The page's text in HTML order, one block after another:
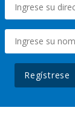
Regístrese